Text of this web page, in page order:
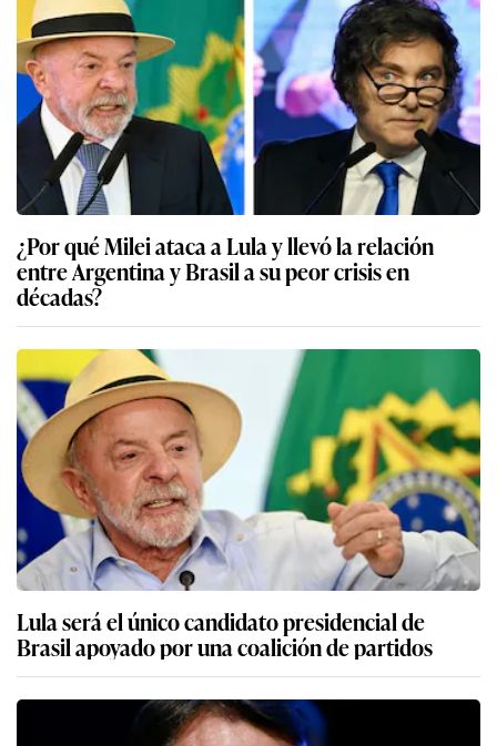
¿Por qué Milei ataca a Lula y llevó la relación
entre Argentina y Brasil a su peor crisis en
décadas?
Lula será el único candidato presidencial de
Brasil apoyado por una coalición de partidos